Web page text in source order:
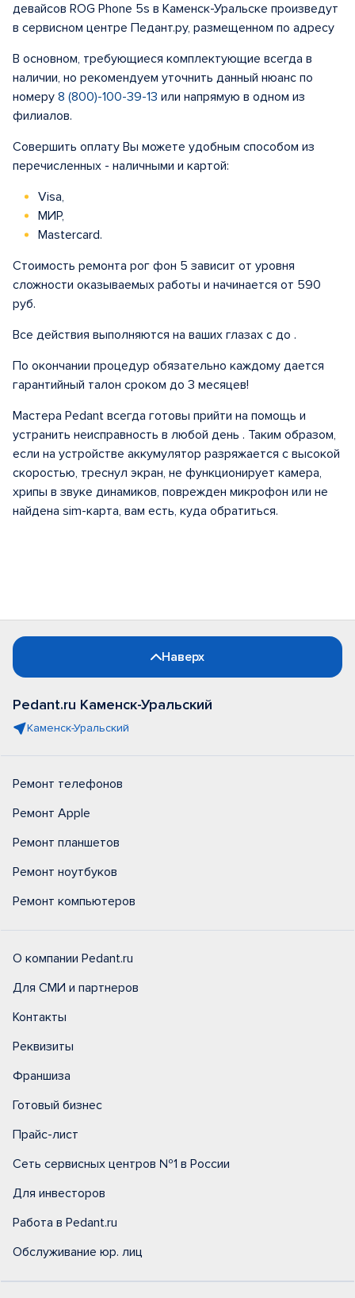
девайсов ROG Phone 5s в Каменск-Уральске произведут
в сервисном центре Педант.ру, размещенном по адресу
В основном, требующиеся комплектующие всегда в
наличии, но рекомендуем уточнить данный нюанс по
номеру 8 (800)-100-39-13 или напрямую в одном из
филиалов.
Совершить оплату Вы можете удобным способом из
перечисленных - наличными и картой:
Visa,
МИР,
Mastercard.
Стоимость ремонта рог фон 5 зависит от уровня
сложности оказываемых работы и начинается от 590
руб.
Все действия выполняются на ваших глазах с до .
По окончании процедур обязательно каждому дается
гарантийный талон сроком до 3 месяцев!
Мастера Pedant всегда готовы прийти на помощь и
устранить неисправность в любой день . Таким образом,
если на устройстве аккумулятор разряжается с высокой
скоростью, треснул экран, не функционирует камера,
хрипы в звуке динамиков, поврежден микрофон или не
найдена sim-карта, вам есть, куда обратиться.
Наверх
Pedant.ru Каменск-Уральский
Каменск-Уральский
Ремонт телефонов
Ремонт Apple
Ремонт планшетов
Ремонт ноутбуков
Ремонт компьютеров
О компании Pedant.ru
Для СМИ и партнеров
Контакты
Реквизиты
Франшиза
Готовый бизнес
Прайс-лист
Сеть сервисных центров №1 в России
Для инвесторов
Работа в Pedant.ru
Обслуживание юр. лиц